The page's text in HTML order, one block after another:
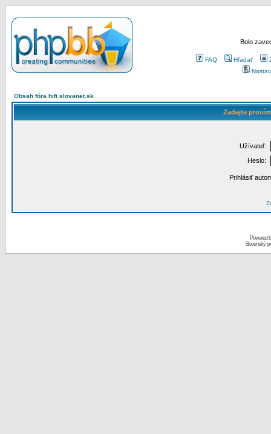
Bolo
FAQ Hľadať
Obsah fóra hifi.slovanet.sk
Zadajte
Užívateľ:
Heslo:
Prihlásiť
Powered
Slovenský